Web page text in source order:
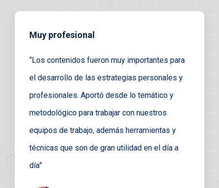
Muy profesional
“Los contenidos fueron muy importantes para
el desarrollo de las estrategias personales y
profesionales. Aportó desde lo temático y
metodológico para trabajar con nuestros
equipos de trabajo, además herramientas y
técnicas que son de gran utilidad en el día a
día”